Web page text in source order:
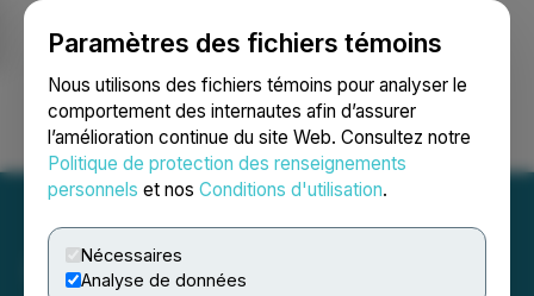
Paramètres des fichiers témoins
Nous utilisons des fichiers témoins pour analyser le
comportement des internautes afin d’assurer
l’amélioration continue du site Web. Consultez notre
Politique de protection des renseignements
personnels et nos Conditions d'utilisation.
Nécessaires
Analyse de données
Ouvrir une session Recherche English